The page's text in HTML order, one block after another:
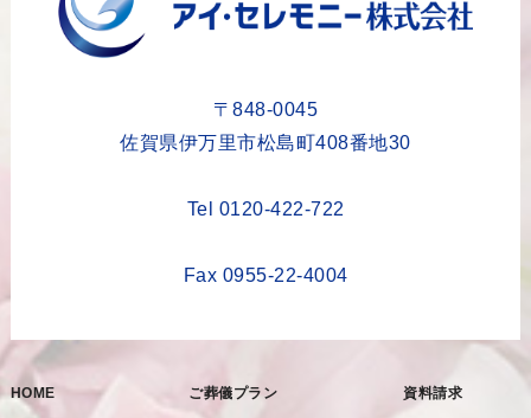
2023年8月
2023年6月
2022年11月
2022年10月
〒848-0045
佐賀県伊万里市松島町408番地30
Tel 0120-422-722
Fax 0955-22-4004
HOME ご葬儀プラン 資料請求